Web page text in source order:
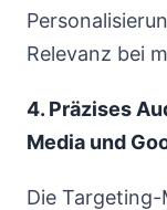
Relevanz bei
4. Präzises
Media und
Die